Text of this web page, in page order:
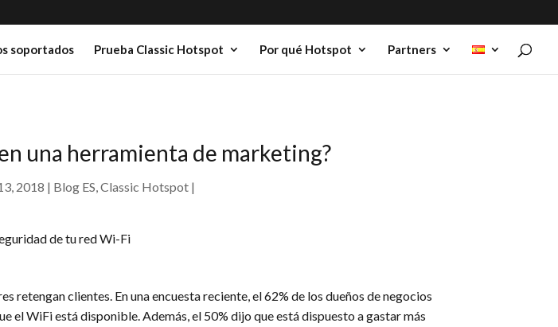
soportados Prueba Classic Hotspot Por qué Hotspot Partners
una herramienta de marketing?
2018 Blog ES Classic Hotspot
retengan clientes. En una encuesta reciente, el 62% de los dueños de negocios
el WiFi está disponible. Además, el 50% dijo que está dispuesto a gastar más